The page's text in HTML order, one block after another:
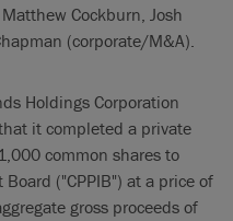
Cockburn, Josh
(corporate/M&A).
Holdings Corporation
it completed a private
common shares to
("CPPIB") at a price of
gross proceeds of